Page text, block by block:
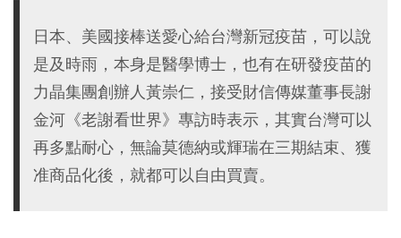
日本、美國接棒送愛心給台灣新冠疫苗，可以說
是及時雨，本身是醫學博士，也有在研發疫苗的
力晶集團創辦人黃崇仁，接受財信傳媒董事長謝
金河《老謝看世界》專訪時表示，其實台灣可以
再多點耐心，無論莫德納或輝瑞在三期結束、獲
准商品化後，就都可以自由買賣。